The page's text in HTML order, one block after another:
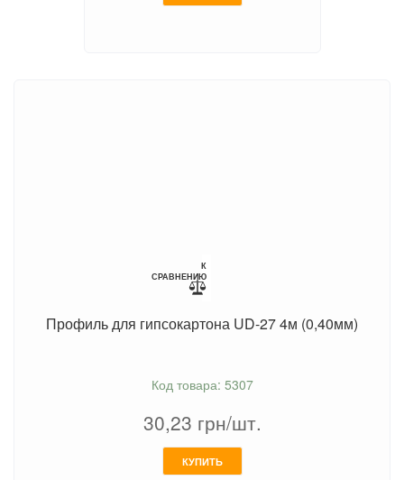
К
СРАВНЕНИЮ
Профиль для гипсокартона UD-27 4м (0,40мм)
Код товара: 5307
30,23 грн/шт.
КУПИТЬ